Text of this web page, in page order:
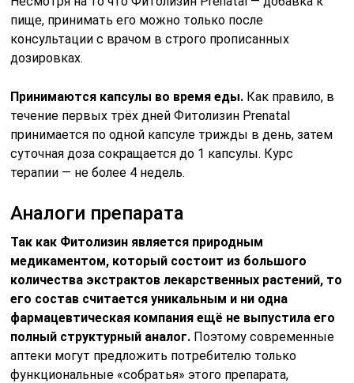
пище, принимать его можно только после
консультации с врачом в строго прописанных
дозировках.
Принимаются капсулы во время еды. Как правило, в
течение первых трёх дней Фитолизин Prenatal
принимается по одной капсуле трижды в день, затем
суточная доза сокращается до 1 капсулы. Курс
терапии — не более 4 недель.
Аналоги препарата
Так как Фитолизин является природным
медикаментом, который состоит из большого
количества экстрактов лекарственных растений, то
его состав считается уникальным и ни одна
фармацевтическая компания ещё не выпустила его
полный структурный аналог. Поэтому современные
аптеки могут предложить потребителю только
функциональные «собратья» этого препарата,